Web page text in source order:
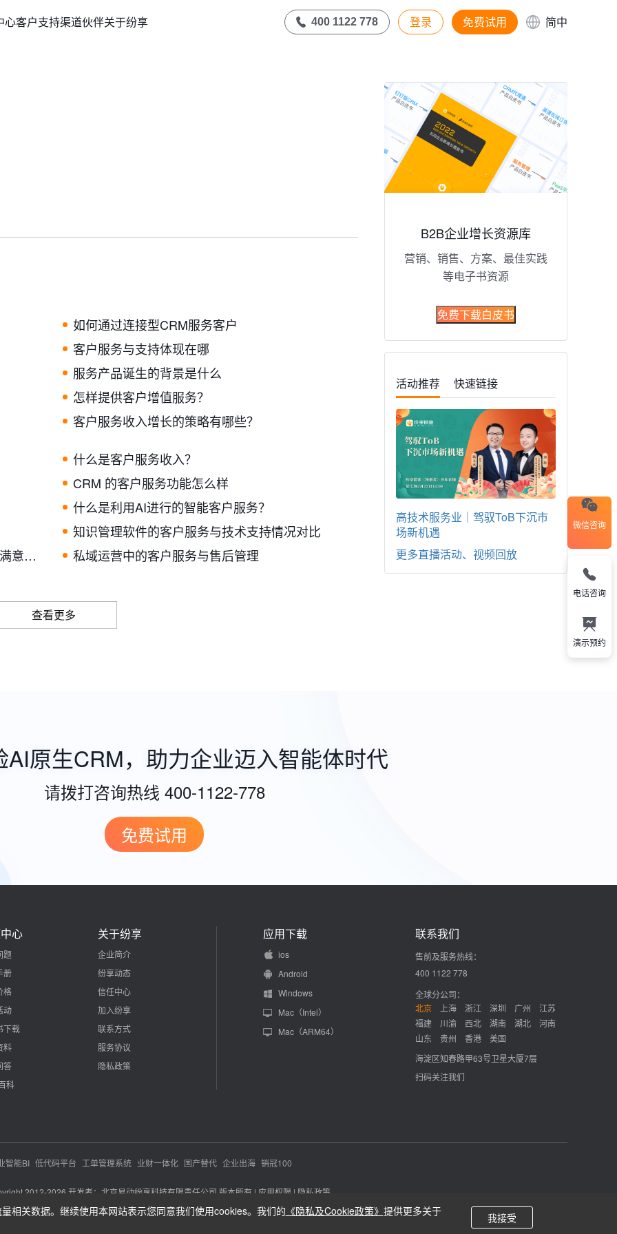
心客户支持渠道伙伴关于纷享 400 1122 778 登录 免费试用 简中
如何通过连接型CRM服务客户
客户服务与支持体现在哪
服务产品诞生的背景是什么
怎样提供客户增值服务？
客户服务收入增长的策略有哪些？
什么是客户服务收入？
CRM 的客户服务功能怎么样
什么是利用AI进行的智能客户服务？
知识管理软件的客户服务与技术支持情况对比
有效沟通在客户服务中的应用：如何提升客户满意度和忠诚度？
私域运营中的客户服务与售后管理
查看更多
B2B企业增长资源库
营销、销售、方案、最佳实践
等电子书资源
免费下载白皮书
活动推荐 快速链接
高技术服务业｜驾驭ToB下沉市
场新机遇
更多直播活动、视频回放
AI原生CRM，助力企业迈入智能体时代
请拨打咨询热线 400-1122-778
免费试用
微信咨询
电话咨询
演示预约
心
题
册
格
动
下载
料
答
科
关于纷享
企业简介
纷享动态
信任中心
加入纷享
联系方式
服务协议
隐私政策
应用下载
ios
Android
Windows
Mac（Intel）
Mac（ARM64）
联系我们
售前及服务热线：
400 1122 778
全球分公司：
北京
上海 浙江 深圳 广州
江苏
福建
川渝 西北 湖南 湖北
河南
山东
贵州 香港
美国
海淀区知春路甲63号卫星大厦7层
扫码关注我们
智能BI 低代码平台 工单管理系统 业财一体化 国产替代 企业出海 销冠100
2012-2026 开发者：北京易动纷享科技有限责任公司 版本所有 | 应用权限 | 隐私政策
京公网安备 11010802020043号京ICP备12021815号
相关数据。继续使用本网站表示您同意我们使用cookies。我们的 《隐私及Cookie政策》 提供更多关于 我接受